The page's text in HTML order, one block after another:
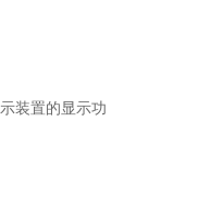
装置的显示功